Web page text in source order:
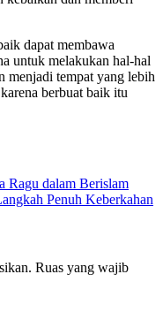
dapat membawa
untuk melakukan hal-hal
menjadi tempat yang lebih
berbuat baik itu
Ragu dalam Berislam
Penuh Keberkahan
Ruas yang wajib